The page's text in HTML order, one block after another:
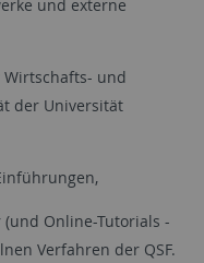
und externe
und
der Universität
Online-Tutorials -
Verfahren der QSF.